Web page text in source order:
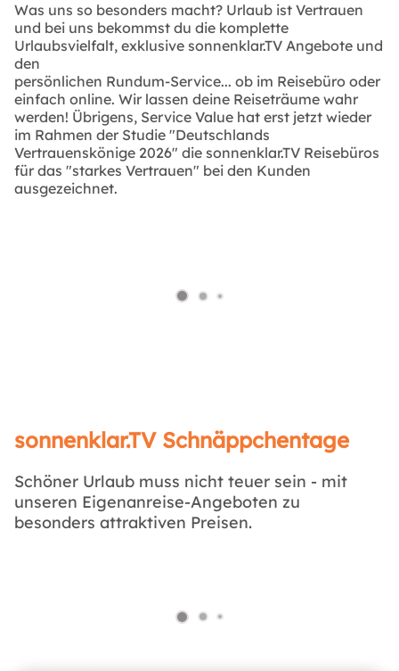
Was uns so besonders macht? Urlaub ist Vertrauen
und bei uns bekommst du die komplette
Urlaubsvielfalt, exklusive sonnenklar.TV Angebote und
den
persönlichen Rundum-Service... ob im Reisebüro oder
einfach online. Wir lassen deine Reiseträume wahr
werden! Übrigens, Service Value hat erst jetzt wieder
im Rahmen der Studie "Deutschlands
Vertrauenskönige 2026" die sonnenklar.TV Reisebüros
für das "starkes Vertrauen" bei den Kunden
ausgezeichnet.
sonnenklar.TV Schnäppchentage
Schöner Urlaub muss nicht teuer sein - mit
unseren Eigenanreise-Angeboten zu
besonders attraktiven Preisen.